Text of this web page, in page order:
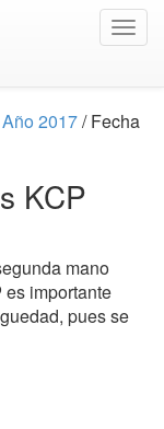
2017/ Fecha
KCP
mano
es importante
pues se